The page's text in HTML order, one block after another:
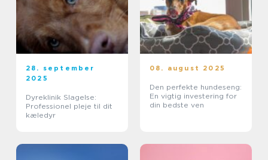
28. september
2025
Dyreklinik Slagelse:
Professionel pleje til dit
kæledyr
08. august 2025
Den perfekte hundeseng:
En vigtig investering for
din bedste ven